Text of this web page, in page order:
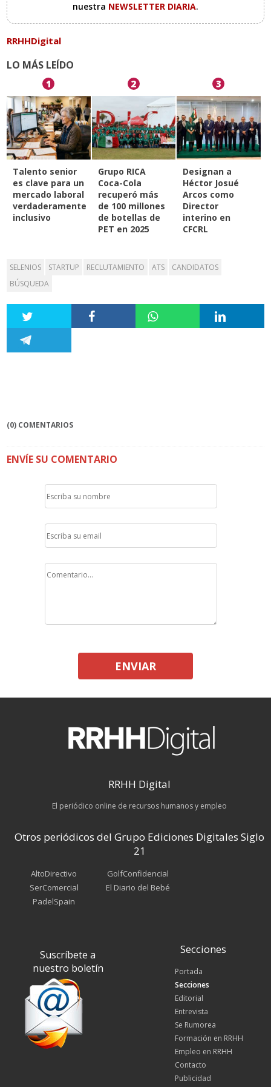
nuestra NEWSLETTER DIARIA.
RRHHDigital
LO MÁS LEÍDO
1
Talento senior
es clave para un
mercado laboral
verdaderamente
inclusivo
2
Grupo RICA
Coca-Cola
recuperó más
de 100 millones
de botellas de
PET en 2025
3
Designan a
Héctor Josué
Arcos como
Director
interino en
CFCRL
SELENIOS STARTUP RECLUTAMIENTO ATS
CANDIDATOS
BÚSQUEDA
(0) COMENTARIOS
ENVÍE SU COMENTARIO
ENVIAR
RRHH Digital
El periódico online de recursos humanos y empleo
Otros periódicos del Grupo Ediciones Digitales Siglo
21
AltoDirectivo
SerComercial
PadelSpain
GolfConfidencial
El Diario del Bebé
Suscríbete a
nuestro boletín
Secciones
Portada
Secciones
Editorial
Entrevista
Se Rumorea
Formación en RRHH
Empleo en RRHH
Contacto
Publicidad